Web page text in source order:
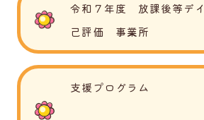
令和７年度 放課後等デ
己評価 事業所
支援プログラム